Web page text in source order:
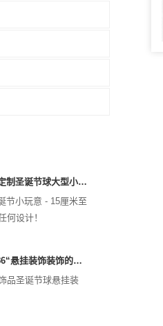
工厂直接定制圣诞节球大型小玩意15厘米-60厘米的XMAS徽标球
玩意 - 15厘米至
何设计！
24 CT 2.36“悬挂装饰装饰的圣诞节塑料球圣诞节防碎球节日聚会装饰
品圣诞节球悬挂装